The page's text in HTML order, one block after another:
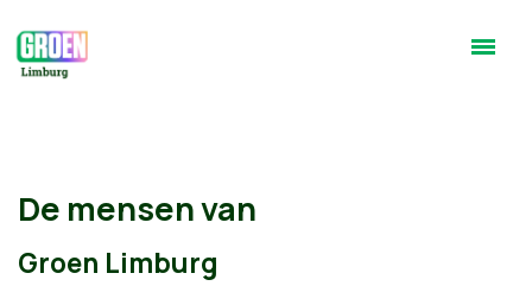
De mensen van
Groen Limburg